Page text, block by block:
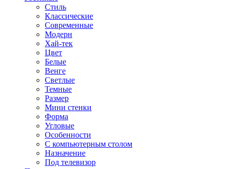
Стиль
Классические
Современные
Модерн
Хай-тек
Цвет
Белые
Венге
Светлые
Темные
Размер
Мини стенки
Форма
Угловые
Особенности
С компьютерным столом
Назначение
Под телевизор